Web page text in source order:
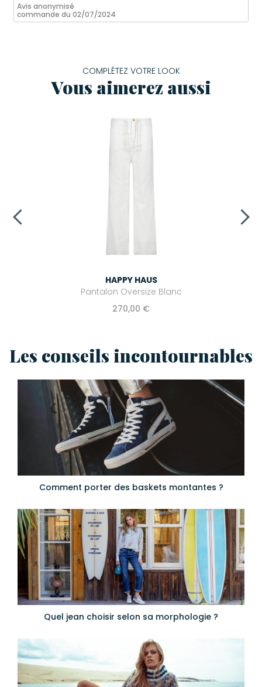
Avis anonymisé
commande du 02/07/2024
COMPLÉTEZ VOTRE LOOK
Vous aimerez aussi
HAPPY HAUS
Pantalon Oversize Blanc
270,00 €
Les conseils incontournables
Comment porter des baskets montantes ?
Quel jean choisir selon sa morphologie ?